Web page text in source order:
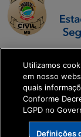
SETDIG |
Executiva de
get_footer();
Utilizamos
em nosso
quais
Conforme
LGPD no
Definições